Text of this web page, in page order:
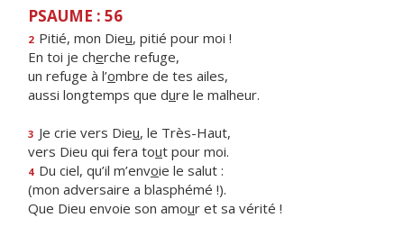
PSAUME : 56
2 Pitié, mon Dieu, pitié pour moi !
En toi je cherche refuge,
un refuge à l’ombre de tes ailes,
aussi longtemps que dure le malheur.
3 Je crie vers Dieu, le Très-Haut,
vers Dieu qui fera tout pour moi.
4 Du ciel, qu’il m’envoie le salut :
(mon adversaire a blasphémé !).
Que Dieu envoie son amour et sa vérité !